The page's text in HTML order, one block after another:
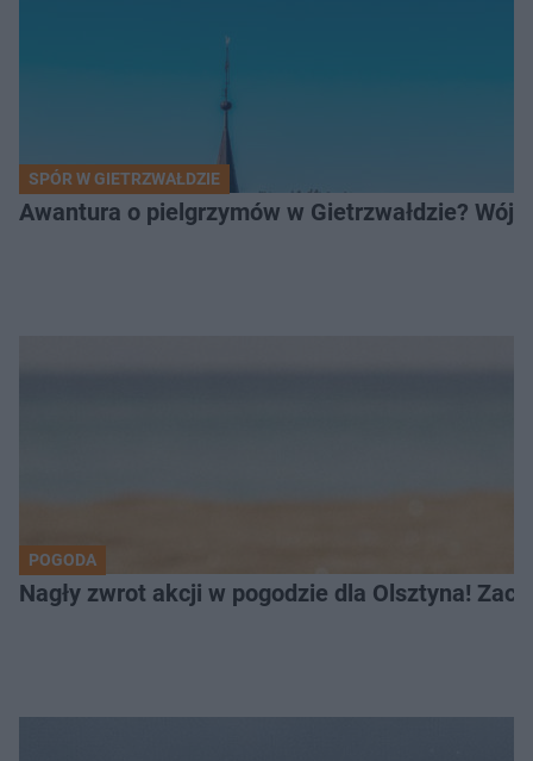
SPÓR W GIETRZWAŁDZIE
Awantura o pielgrzymów w Gietrzwałdzie? Wójt
POGODA
Nagły zwrot akcji w pogodzie dla Olsztyna!